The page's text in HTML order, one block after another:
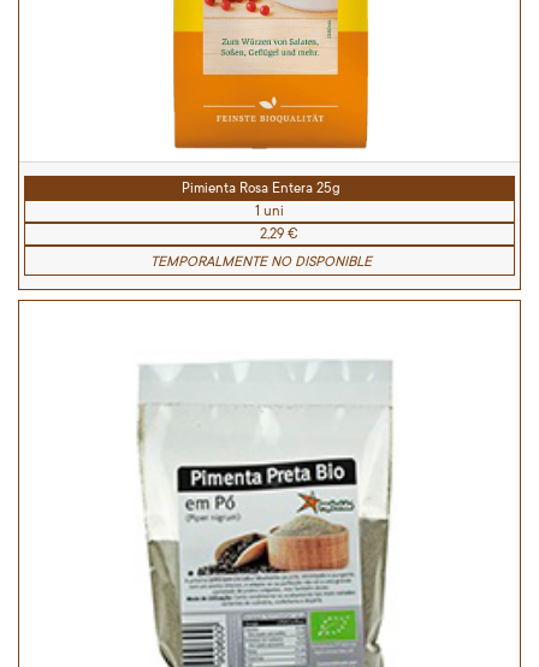
Pimienta Rosa Entera 25g
1 uni
2,29 €
TEMPORALMENTE NO DISPONIBLE